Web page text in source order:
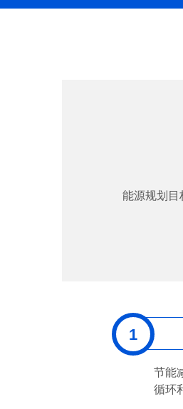
能源规划目
节能
循环